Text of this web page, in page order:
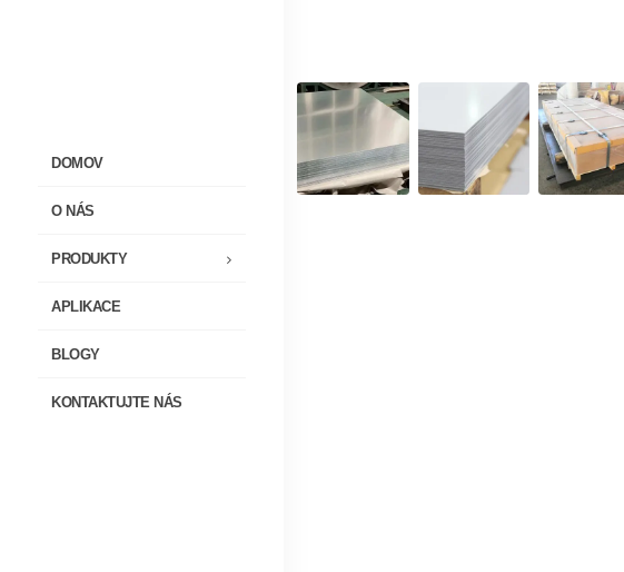
DOMOV
O NÁS
PRODUKTY
APLIKACE
BLOGY
KONTAKTUJTE NÁS